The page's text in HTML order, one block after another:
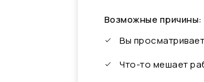
Возможные причины:
Вы
Что-то мешает